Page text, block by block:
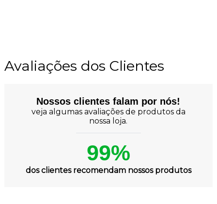
Avaliações dos Clientes
Nossos clientes falam por nós!
veja algumas avaliações de produtos da
nossa loja.
99%
dos clientes recomendam nossos produtos